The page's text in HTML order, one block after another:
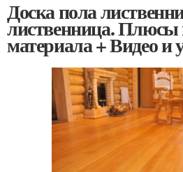
Доска пола
лиственница.
материала + Видео и